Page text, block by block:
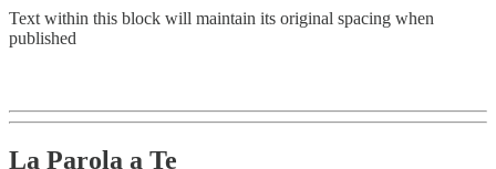
Text within this block will maintain its original spacing when
published
La Parola a Te